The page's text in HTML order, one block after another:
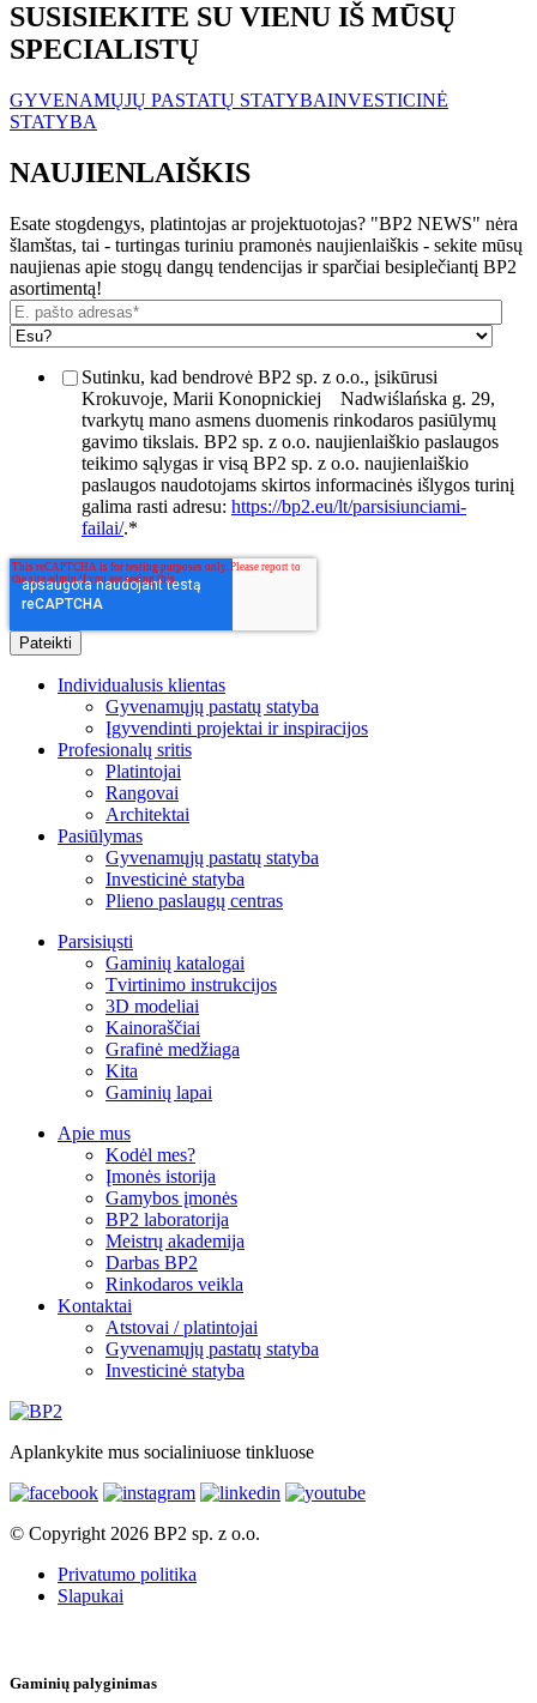
SUSISIEKITE SU VIENU IŠ MŪSŲ
SPECIALISTŲ
GYVENAMŲJŲ PASTATŲ STATYBAINVESTICINĖ
STATYBA
NAUJIENLAIŠKIS
Esate stogdengys, platintojas ar projektuotojas? "BP2 NEWS" nėra
šlamštas, tai - turtingas turiniu pramonės naujienlaiškis - sekite mūsų
naujienas apie stogų dangų tendencijas ir sparčiai besiplečiantį BP2
asortimentą!
Sutinku, kad bendrovė BP2 sp. z o.o., įsikūrusi
Krokuvoje, Marii Konopnickiej
Nadwiślańska g. 29,
tvarkytų mano asmens duomenis rinkodaros pasiūlymų
gavimo tikslais. BP2 sp. z o.o. naujienlaiškio paslaugos
teikimo sąlygas ir visą BP2 sp. z o.o. naujienlaiškio
paslaugos naudotojams skirtos informacinės išlygos turinį
galima rasti adresu: https://bp2.eu/lt/parsisiunciami-
failai/.*
Individualusis klientas
Gyvenamųjų pastatų statyba
Įgyvendinti projektai ir inspiracijos
Profesionalų sritis
Platintojai
Rangovai
Architektai
Pasiūlymas
Gyvenamųjų pastatų statyba
Investicinė statyba
Plieno paslaugų centras
Parsisiųsti
Gaminių katalogai
Tvirtinimo instrukcijos
3D modeliai
Kainoraščiai
Grafinė medžiaga
Kita
Gaminių lapai
Apie mus
Kodėl mes?
Įmonės istorija
Gamybos įmonės
BP2 laboratorija
Meistrų akademija
Darbas BP2
Rinkodaros veikla
Kontaktai
Atstovai / platintojai
Gyvenamųjų pastatų statyba
Investicinė statyba
Aplankykite mus socialiniuose tinkluose
© Copyright 2026 BP2 sp. z o.o.
Privatumo politika
Slapukai
Gaminių palyginimas